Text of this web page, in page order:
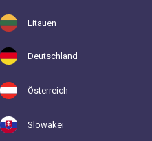
Litauen
Deutschland
Österreich
Slowakei